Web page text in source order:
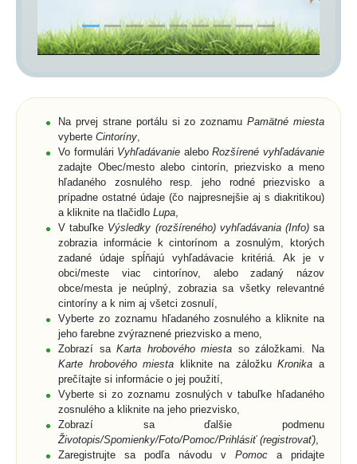
Na prvej strane portálu si zo zoznamuPamätné miesta
vyberte Cintoríny
Vo formulári Vyhľadávanie aleboRozšírené vyhľadávanie
zadajte Obec/mesto alebo cintorín, priezvisko a meno
hľadaného zosnulého resp. jeho rodné priezvisko a
prípadne ostatné údaje (čo najpresnejšie aj s diakritikou)
a kliknite na tlačidlo Lupa
V tabuľke Výsledky (rozšíreného) vyhľadávania (Info)sa
zobrazia informácie k cintorínom a zosnulým, ktorých
zadané údaje spĺňajú vyhľadávacie kritériá. Ak je v
obci/meste viac cintorínov, alebo zadaný názov
obce/mesta je neúplný, zobrazia sa všetky relevantné
cintoríny a k nim aj všetci zosnulí,
Vyberte zo zoznamu hľadaného zosnulého a kliknite na
jeho farebne zvýraznené priezvisko a meno,
Zobrazí saKarta hrobového miesta so záložkami. Na
Karte hrobového miesta kliknite na záložkuKronika a
prečítajte si informácie o jej použití,
Vyberte si zo zoznamu zosnulých v tabuľke hľadaného
zosnulého a kliknite na jeho priezvisko,
Zobrazí sa ďalšie podmenu
Životopis/Spomienky/Foto/Pomoc/Prihlásiť (registrovať)
Zaregistrujte sa podľa návodu v Pomoc a pridajte